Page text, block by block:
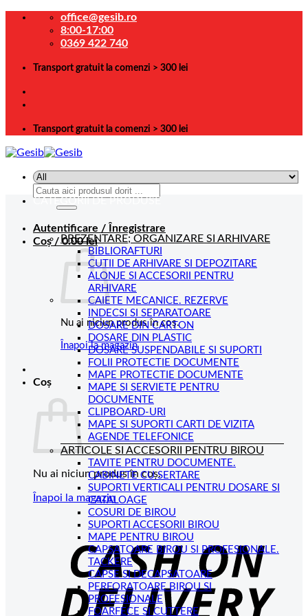
Skip
office@gesib.ro
8:00-17:00
0369 422 740
Transport gratuit la comenzi > 300 lei
Transport gratuit la comenzi > 300 lei
Caută
Autentificare / Înregistrare
Coș /0.00lei
Nu ai niciun produs în coș.
Înapoi la magazin
Coș
Nu ai niciun produs în coș.
Înapoi la magazin
CATEGORII DE PRODUSE
PREZENTARE; ORGANIZARE SI ARHIVARE
BIBLIORAFTURI
CUTII DE ARHIVARE SI DEPOZITARE
ALONJE SI ACCESORII PENTRU
ARHIVARE
CAIETE MECANICE. REZERVE
INDECSI SI SEPARATOARE
DOSARE DIN CARTON
DOSARE DIN PLASTIC
DOSARE SUSPENDABILE SI SUPORTI
FOLII PROTECTIE DOCUMENTE
MAPE PROTECTIE DOCUMENTE
MAPE SI SERVIETE PENTRU
DOCUMENTE
CLIPBOARD-URI
MAPE SI SUPORTI CARTI DE VIZITA
AGENDE TELEFONICE
ARTICOLE SI ACCESORII PENTRU BIROU
TAVITE PENTRU DOCUMENTE.
CABINETE CU SERTARE
SUPORTI VERTICALI PENTRU DOSARE SI
CATALOAGE
COSURI DE BIROU
SUPORTI ACCESORII BIROU
MAPE PENTRU BIROU
CAPSATOARE BIROU SI PROFESIONALE.
TACKERE
CAPSE SI DECAPSATOARE
PERFORATOARE BIROU SI
PROFESIONALE
FOARFECE SI CUTTERE